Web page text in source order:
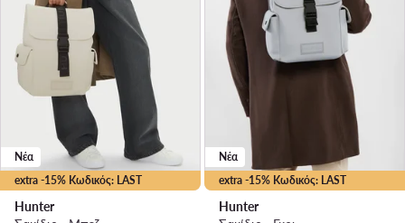
extra -15% Κωδικός: LAST
Νέα
Hunter
extra -15% Κωδικός: LAST
Νέα
Hunter